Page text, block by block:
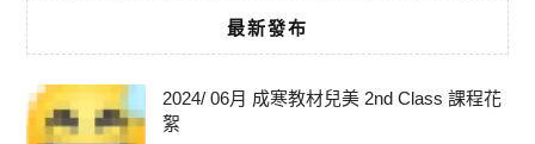
最新發布
2024/ 06月 成寒教材兒美 2nd Class 課程花
絮